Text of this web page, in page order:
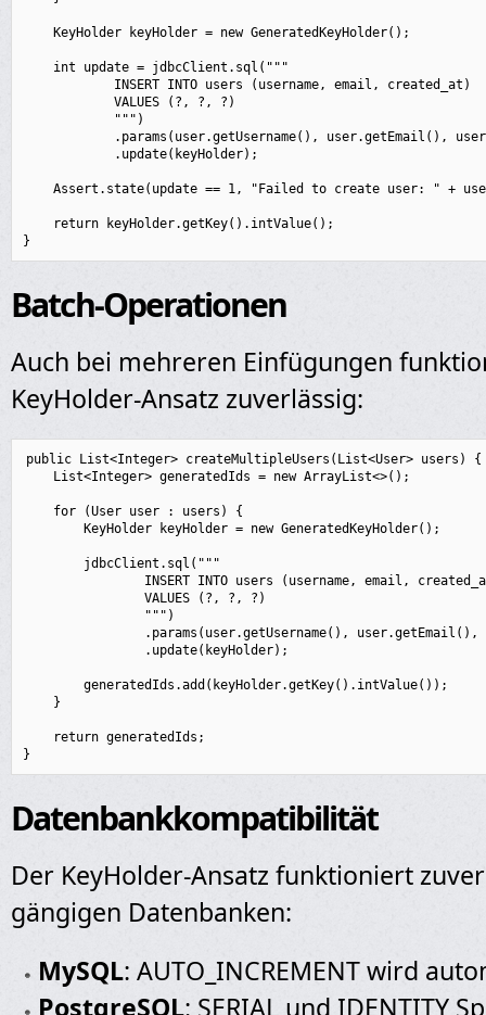
    KeyHolder keyHolder = new GeneratedKeyHolder();
    int update = jdbcClient.sql("""
            INSERT INTO users (username, email, created_at)
            VALUES (?, ?, ?)
            """)
.params(user.getUsername(), user.getEmail(),
            .update(keyHolder);
Assert.state(update == 1, "Failed to create user: " +
    return keyHolder.getKey().intValue();
Batch-Operationen
Auch bei mehreren Einfügungen
KeyHolder-Ansatz zuverlässig:
public List<Integer> createMultipleUsers(List<User> users) {
    List<Integer> generatedIds = new ArrayList<>();
    for (User user : users) {
        KeyHolder keyHolder = new GeneratedKeyHolder();
        jdbcClient.sql("""
INSERT INTO users (username, email,
                VALUES (?, ?, ?)
                """)
.params(user.getUsername(), user.getEmail(),
                .update(keyHolder);
        generatedIds.add(keyHolder.getKey().intValue());
    }
    return generatedIds;
Datenbankkompatibilität
Der KeyHolder-Ansatz funktioniert
gängigen Datenbanken:
MySQL: AUTO_INCREMENT wird
PostgreSQL: SERIAL und IDENTITY